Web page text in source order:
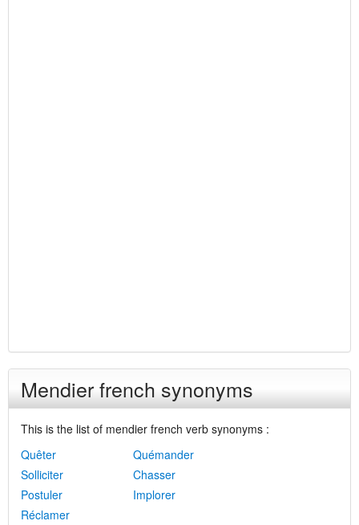
Mendier french synonyms
This is the list of mendier french verb synonyms :
Quêter
Quémander
Solliciter
Chasser
Postuler
Implorer
Réclamer